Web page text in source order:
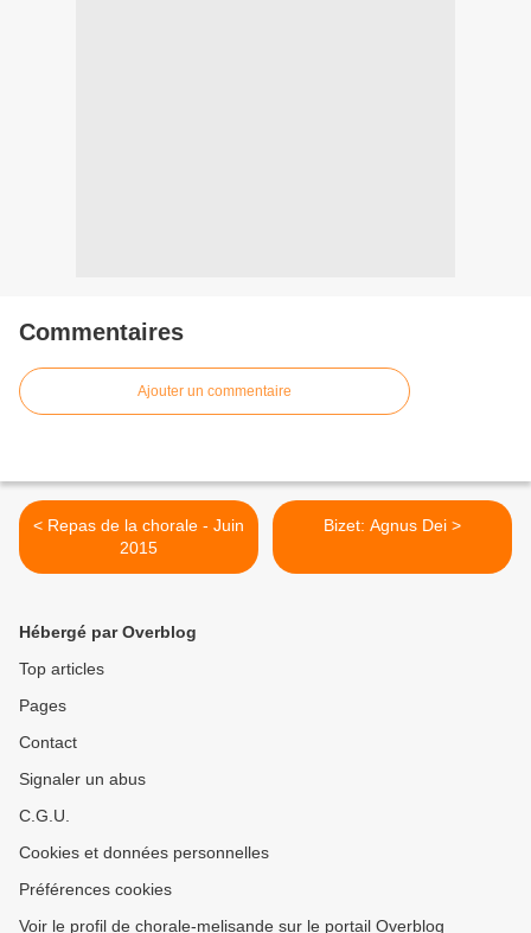
Commentaires
Ajouter un commentaire
< Repas de la chorale - Juin
2015
Bizet: Agnus Dei >
Hébergé par Overblog
Top articles
Pages
Contact
Signaler un abus
C.G.U.
Cookies et données personnelles
Préférences cookies
Voir le profil de chorale-melisande sur le portail Overblog